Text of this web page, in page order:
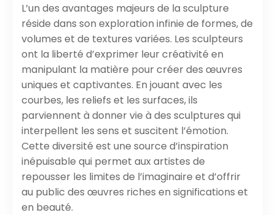
L’un des avantages majeurs de la sculpture
réside dans son exploration infinie de formes, de
volumes et de textures variées. Les sculpteurs
ont la liberté d’exprimer leur créativité en
manipulant la matière pour créer des œuvres
uniques et captivantes. En jouant avec les
courbes, les reliefs et les surfaces, ils
parviennent à donner vie à des sculptures qui
interpellent les sens et suscitent l’émotion.
Cette diversité est une source d’inspiration
inépuisable qui permet aux artistes de
repousser les limites de l’imaginaire et d’offrir
au public des œuvres riches en significations et
en beauté.